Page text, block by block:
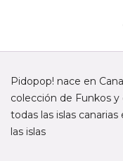
Pidopop! nace en
colección de Funkos
todas las islas
las islas